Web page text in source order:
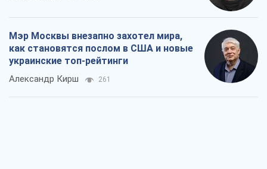
Мэр Москвы внезапно захотел мира,
как становятся послом в США и новые
украинские топ-рейтинги
Александр Кирш 261